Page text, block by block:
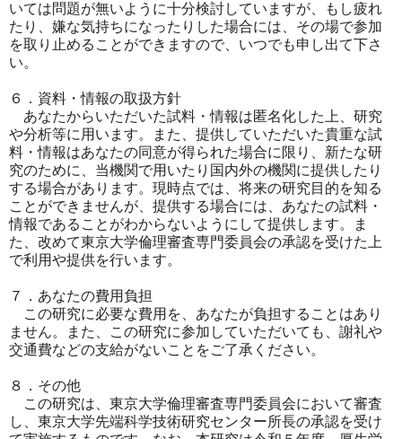
いては問題が無いように十分検討していますが、もし疲れ
たり、嫌な気持ちになったりした場合には、その場で参加
を取 り止めることができますので、いつでも申し出て下さ
い。
６．資料・情報の取扱方針
あなたからいただいた試料・情報は匿名化した上、研究
や分析等に用います。ま た、提供していただいた貴重な試
料・情報はあなたの同意が得られた場合に限り、新たな研
究のために、当機関で用いたり国内外の機関に提供したり
する場合がありま す。現時点では、将来の研究目的を知る
ことができませんが、提供する場合には、あなたの試料・
情報であることがわからないようにして提供します。
ま
た、改めて東京大学倫理審査専門委員会の承認を受けた上
で利用や提供を行います。
７．あなたの費用負担
この研究に必要な費用を、あなたが負担することはあり
ません。ま た、この研究に参加していただいても、謝礼や
交通費などの支給がないことをご了承ください。
８．その他
この研究は、東京大学倫理審査専門委員会において審査
し、東京大学先端科学技術研究センター所長の承認を受け